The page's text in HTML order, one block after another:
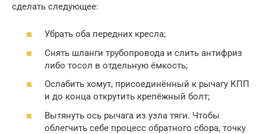
сделать следующее:
Убрать оба передних кресла;
Снять шланги трубопровода и слить антифриз
либо тосол в отдельную ёмкость;
Ослабить хомут, присоединённый к рычагу КПП
и до конца открутить крепёжный болт;
Вытянуть ось рычага из узла тяги. Чтобы
облегчить себе процесс обратного сбора, точку